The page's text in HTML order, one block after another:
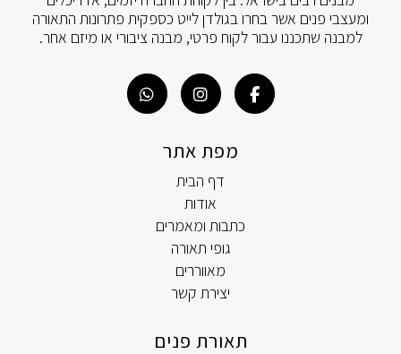
ומעצבי פנים אשר בחרו בגולדן לייט כספקית פתרונות התאורה
למבנה שתכננו עבור לקוח פרטי, מבנה ציבורי או מיזם אחר.
מפת אתר
דף הבית
אודות
כתבות ומאמרים
גופי תאורה
מאווררים
יצירת קשר
תאורת פנים